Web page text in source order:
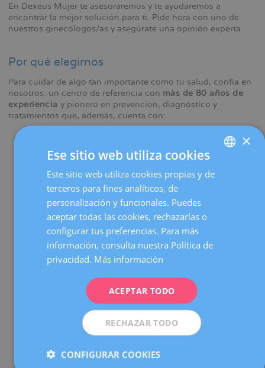
En Dexeus Mujer te asesoraremos y te ayudaremos a
encontrar la mejor solución para ti. Pide hora con uno de
nuestros ginecólogos/as y asegúrate una opinión experta.
Por qué elegirnos
Para cuidar de algo tan importante como tu salud, confía en
nosotros: un centro de referencia con más de 80 años de
experiencia y pionero en prevención, diagnóstico y
tratamientos que, además, cuenta con:
última tecnología en diagnóstico por la imagen
equipo de radiólogos especializadoen el diagnóstico de
miomas y pólipos.
equipo de cirujanos/asque realiza cada año más de
1.500 cirugías ginecológicas.
SPANISH
×
Ese sitio web utiliza cookies
Este sitio web utiliza cookies propias y de
terceros para fines analíticos, de
personalización y funcionales. Puedes
aceptar todas las cookies, rechazarlas o
configurar tus preferencias. Para más
información, consulta nuestra Política de
privacidad. Más información
ACEPTAR TODO
RECHAZAR TODO
CONFIGURAR COOKIES